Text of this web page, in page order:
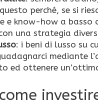
perché, se si
e know-how a
una strategia
: i beni di lusso su
mediante
ed ottenere